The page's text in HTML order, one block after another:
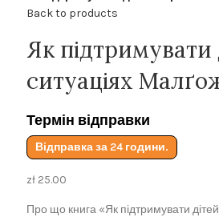
Back to products
Як підтримувати
ситуаціях
Термін відправки
Відправка за 24 години.
zł25.00
Про що книга «Як підтримувати